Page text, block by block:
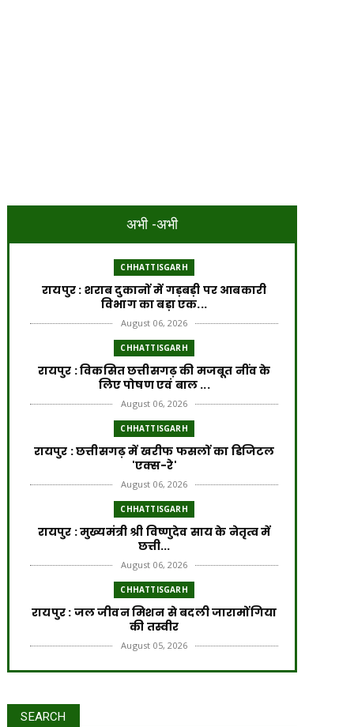
अभी -अभी
CHHATTISGARH
रायपुर : शराब दुकानों में गड़बड़ी पर आबकारी
विभाग का बड़ा एक...
August 06, 2026
CHHATTISGARH
रायपुर : विकसित छत्तीसगढ़ की मजबूत नींव के
लिए पोषण एवं बाल ...
August 06, 2026
CHHATTISGARH
​रायपुर : ​छत्तीसगढ़ में खरीफ फसलों का डिजिटल
'एक्स-रे'
August 06, 2026
CHHATTISGARH
रायपुर : मुख्यमंत्री श्री विष्णुदेव साय के नेतृत्व में
छत्ती...
August 06, 2026
CHHATTISGARH
रायपुर : जल जीवन मिशन से बदली जारामोंगिया
की तस्वीर
August 05, 2026
CHHATTISGARH
SEARCH